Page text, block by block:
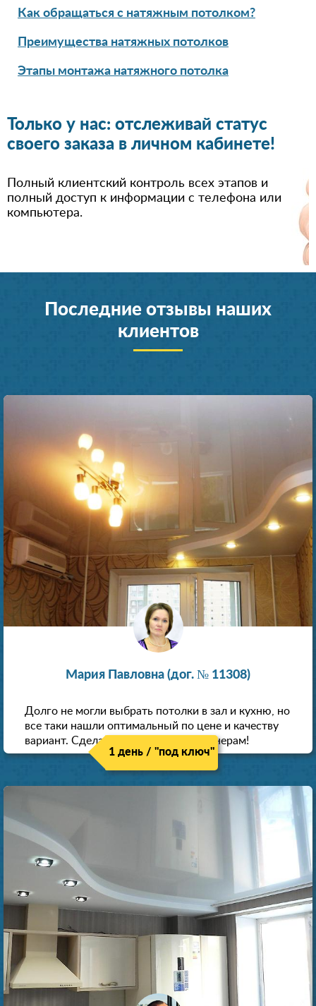
Как обращаться с натяжным потолком?
Преимущества натяжных потолков
Этапы монтажа натяжного потолка
Только у нас: отслеживай статус
своего заказа в личном кабинете!
Полный клиентский контроль всех этапов и
полный доступ к информации с телефона или
компьютера.
Последние отзывы наших
клиентов
Мария Павловна (дог. № 11308)
Долго не могли выбрать потолки в зал и кухню, но
все таки нашли оптимальный по цене и качеству
вариант. Сделали скидку как пенсионерам!
1 день / "под ключ"